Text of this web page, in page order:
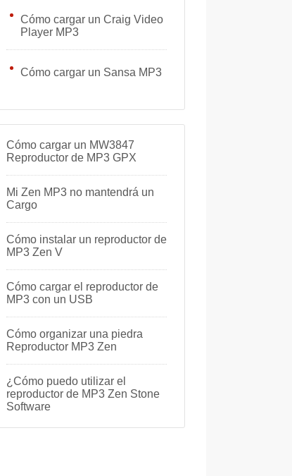
Cómo cargar un Craig Video
Player MP3
Cómo cargar un Sansa MP3
Cómo cargar un MW3847
Reproductor de MP3 GPX
Mi Zen MP3 no mantendrá un
Cargo
Cómo instalar un reproductor de
MP3 Zen V
Cómo cargar el reproductor de
MP3 con un USB
Cómo organizar una piedra
Reproductor MP3 Zen
¿Cómo puedo utilizar el
reproductor de MP3 Zen Stone
Software